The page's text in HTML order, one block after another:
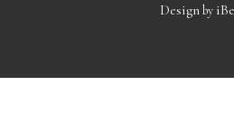
Design by